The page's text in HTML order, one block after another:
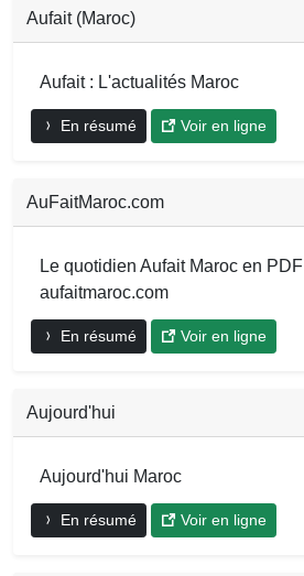
Aufait (Maroc)
Aufait : L'actualités Maroc
En résumé Voir en ligne
AuFaitMaroc.com
Le quotidien Aufait Maroc en PDF
aufaitmaroc.com
En résumé Voir en ligne
Aujourd'hui
Aujourd'hui Maroc
En résumé Voir en ligne